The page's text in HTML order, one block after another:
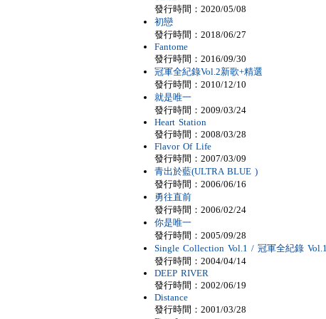
發行時間：2020/05/08
初戀
發行時間：2018/06/27
Fantome
發行時間：2016/09/30
冠軍全紀錄Vol.2新歌+精選
發行時間：2010/12/10
就是唯一
發行時間：2009/03/24
Heart Station
發行時間：2008/03/28
Flavor Of Life
發行時間：2007/03/09
青出於藍(ULTRA BLUE )
發行時間：2006/06/16
勇往直前
發行時間：2006/02/24
你是唯一
發行時間：2005/09/28
Single Collection Vol.1 / 冠軍全紀錄 Vol.1
發行時間：2004/04/14
DEEP RIVER
發行時間：2002/06/19
Distance
發行時間：2001/03/28